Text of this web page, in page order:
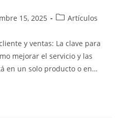
15, 2025 Artículos
y ventas: La clave para
mejorar el servicio y las
en un solo producto o en…